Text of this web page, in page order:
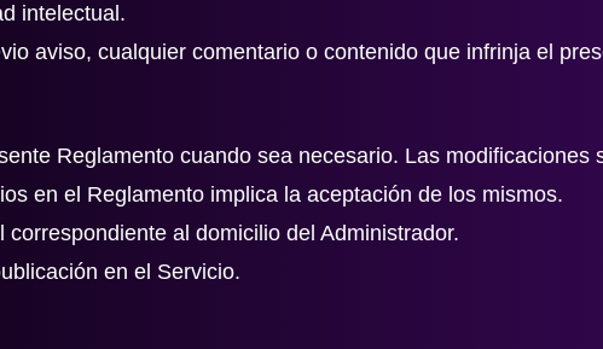
intelectual.
aviso, cualquier comentario o contenido que infrinja el
Reglamento cuando sea necesario. Las modificaciones
en el Reglamento implica la aceptación de los mismos.
al domicilio del Administrador.
en el Servicio.